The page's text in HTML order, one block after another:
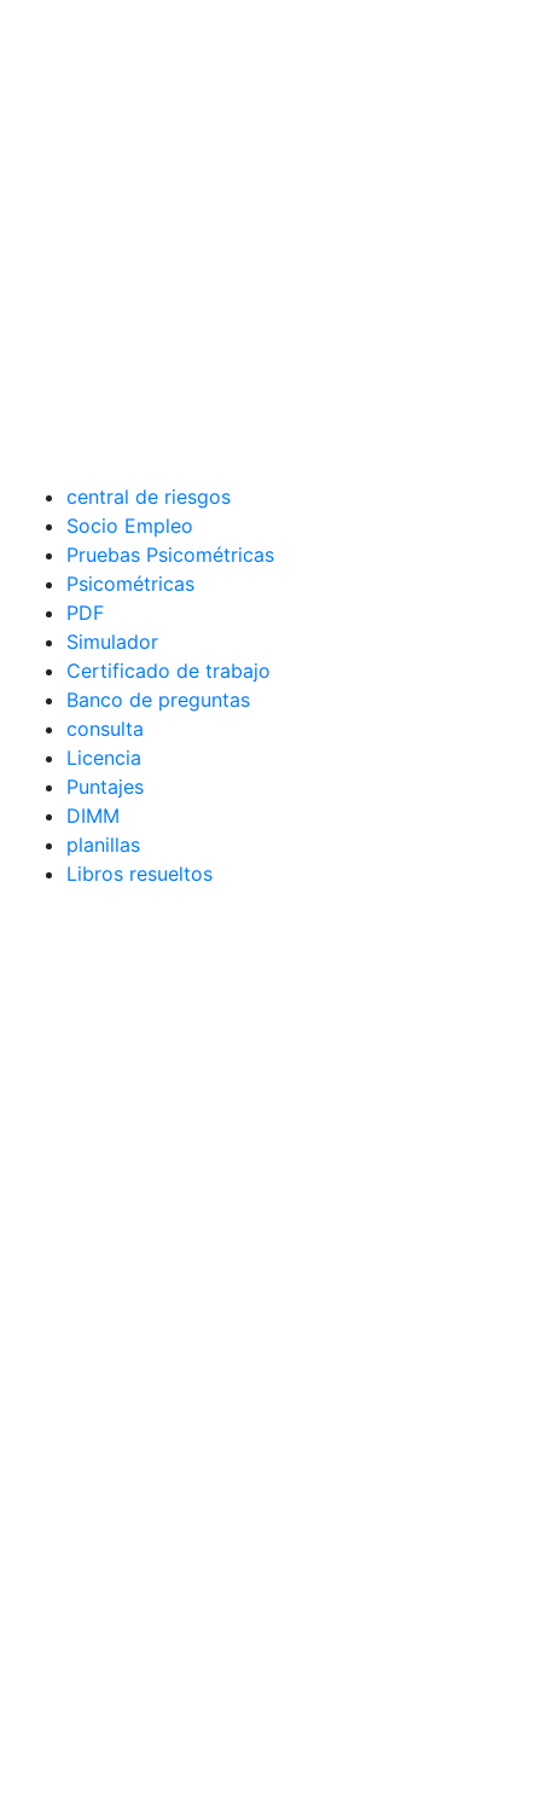
central de riesgos
Socio Empleo
Pruebas Psicométricas
Psicométricas
PDF
Simulador
Certificado de trabajo
Banco de preguntas
consulta
Licencia
Puntajes
DIMM
planillas
Libros resueltos